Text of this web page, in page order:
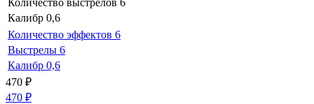
Калибр 0,6
Количество эффектов 6
Выстрелы 6
Калибр 0,6
470 ₽
470 ₽